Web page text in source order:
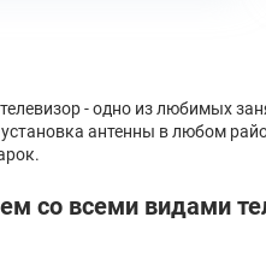
- одно из любимых
установка антенны в любом
со всеми видами